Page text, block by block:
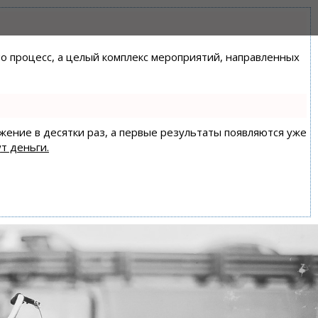
процесс, а целый комплекс мероприятий, направленных
в десятки раз, а первые результаты появляются уже
деньги.